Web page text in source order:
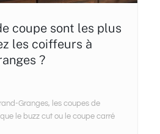
coupe sont les plus
les coiffeurs à
?
Granges, les coupes de
le buzz cut ou le coupe carré